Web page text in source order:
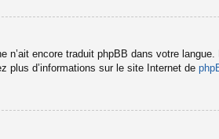
encore traduit phpBB dans votre
plus d’informations sur le site Internet de